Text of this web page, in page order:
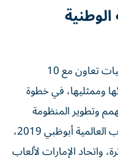
الوطنية
وقّع الأولمبياد الخاص الإماراتي اتفاقيات تعاون مع 10
وممثليها، في خطوة
وتطوير المنظومة
الرياضية الشاملة، امتداداً لإرث الألعاب العالمية أبوظبي 2019،
واتحاد الإمارات لألعاب